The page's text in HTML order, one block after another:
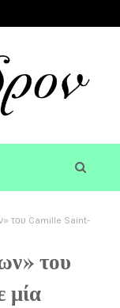
του Camille Saint-
του
μία